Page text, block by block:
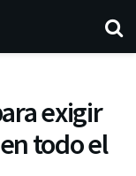
exigir
todo el